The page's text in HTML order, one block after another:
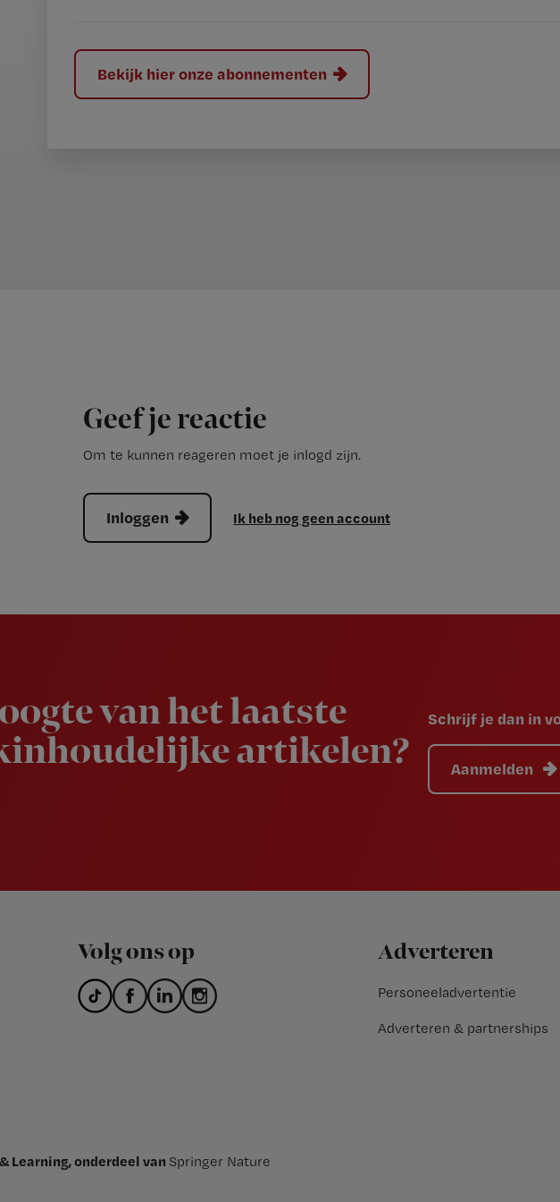
?
Bekijk hier onze abonnementen
Geef je reactie
Om te kunnen reageren moet je inlogd zijn.
Inloggen Ik heb nog geen account
van het laatste
artikelen?
Schrijf je dan in
Aanmelden
Volg ons op Adverteren
Personeeladvertentie
Adverteren & partnerships
Learning, onderdeel van Springer Nature